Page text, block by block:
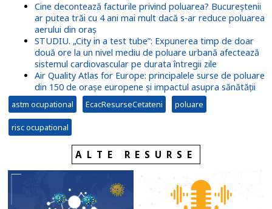
Cine decontează facturile privind poluarea? Bucureștenii
ar putea trăi cu 4 ani mai mult dacă s-ar reduce poluarea
aerului din oraș
STUDIU. „City in a test tube”: Expunerea timp de doar
două ore la un nivel mediu de poluare urbană afectează
sistemul cardiovascular pe durata întregii zile
Air Quality Atlas for Europe: principalele surse de poluare
din 150 de orașe europene și impactul asupra sănătății
astm ocupational EcacResurseCetateni poluare
risc ocupational
ALTE RESURSE